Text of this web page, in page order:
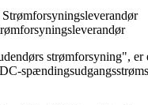
strømforsyning",